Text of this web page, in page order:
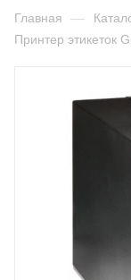
Главная —
Принтер этикеток